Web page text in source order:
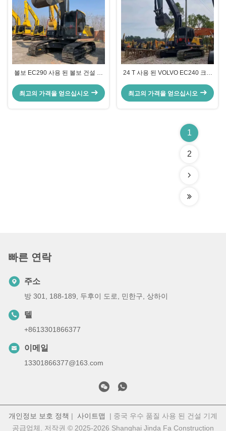
볼보 EC290 사용 된 볼보 건설 장
최고의 가격을 얻으십시오
24 T 사용 된 VOLVO EC240 크롤
최고의 가격을 얻으십시오
1
2
빠른 연락
주소
방 301, 188-189, 두후이 도로, 민한구, 상하이
텔
+8613301866377
이메일
13301866377@163.com
개인정보 보호 정책 | 사이트맵
| 중국 우수 품질 사용 된 건설 기계
공급업체. 저작권 © 2025-2026 Shanghai Jinda Fa Construction